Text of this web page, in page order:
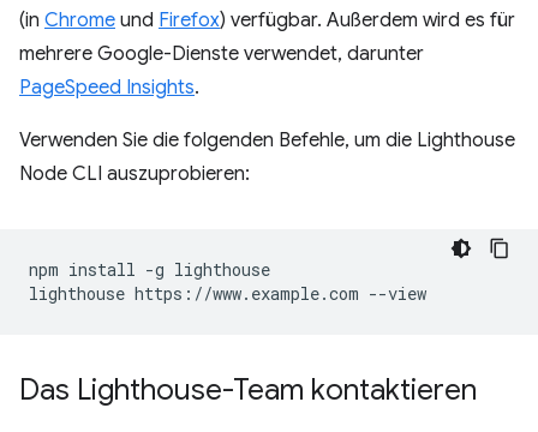
(in Chrome und Firefox) verfügbar. Außerdem wird es für
mehrere Google-Dienste verwendet, darunter
PageSpeed Insights.
Verwenden Sie die folgenden Befehle, um die Lighthouse
Node CLI auszuprobieren:
npm install -g lighthouse
Das Lighthouse-Team kontaktieren